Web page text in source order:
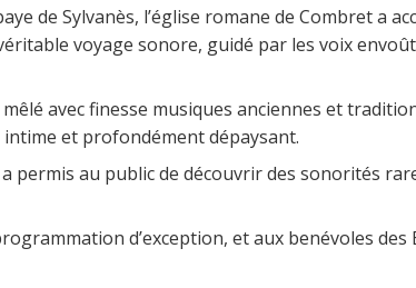
de Sylvanès, l’église romane de Combret a
voyage sonore, guidé par les voix
avec finesse musiques anciennes et
et profondément dépaysant.
permis au public de découvrir des sonorités
d’exception, et aux benévoles